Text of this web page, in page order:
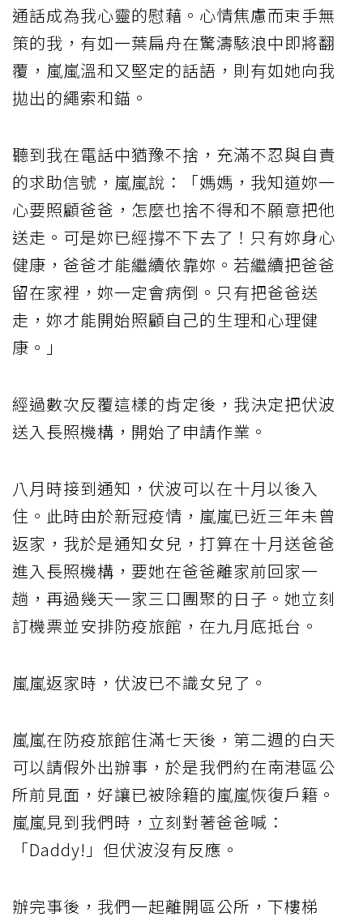
通話成為我心靈的慰藉。心情焦慮而束手無
策的我，有如一葉扁舟在驚濤駭浪中即將翻
覆，嵐嵐溫和又堅定的話語，則有如她向我
拋出的繩索和錨。
聽到我在電話中猶豫不捨，充滿不忍與自責
的求助信號，嵐嵐說：「媽媽，我知道妳一
心要照顧爸爸，怎麼也捨不得和不願意把他
送走。可是妳已經撐不下去了！只有妳身心
健康，爸爸才能繼續依靠妳。若繼續把爸爸
留在家裡，妳一定會病倒。只有把爸爸送
走，妳才能開始照顧自己的生理和心理健
康。」
經過數次反覆這樣的肯定後，我決定把伏波
送入長照機構，開始了申請作業。
八月時接到通知，伏波可以在十月以後入
住。此時由於新冠疫情，嵐嵐已近三年未曾
返家，我於是通知女兒，打算在十月送爸爸
進入長照機構，要她在爸爸離家前回家一
趟，再過幾天一家三口團聚的日子。她立刻
訂機票並安排防疫旅館，在九月底抵台。
嵐嵐返家時，伏波已不識女兒了。
嵐嵐在防疫旅館住滿七天後，第二週的白天
可以請假外出辦事，於是我們約在南港區公
所前見面，好讓已被除籍的嵐嵐恢復戶籍。
嵐嵐見到我們時，立刻對著爸爸喊：
「Daddy!」但伏波沒有反應。
辦完事後，我們一起離開區公所，下樓梯